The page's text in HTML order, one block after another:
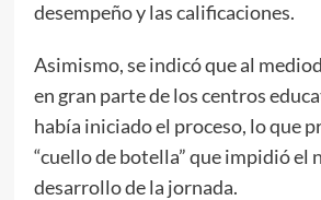
desempeño y las calificaciones.
Asimismo, se indicó que al
en gran parte de los centros
había iniciado el proceso, lo que
“cuello de botella” que impidió el
desarrollo de la jornada.